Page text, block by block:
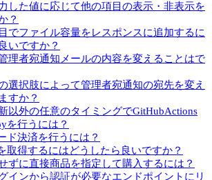
した値に応じて他の項目の表示・非表示を
？
でファイル容量をレスポンスに追加するに
いですか？
理者宛通知メールの内容を変えることはで
選択肢によって管理者宛通知の宛先を変え
すか？
以外の任意のタイミングでGitHubActions
を行うには？
ド決済を行うには？
取得するにはどうしたら良いですか？
ずに直接商品を指定して購入するには？
インから認証が必要なエンドポイントにリ